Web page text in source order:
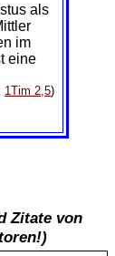
als
im
eine
1Tim 2,5)
Zitate von